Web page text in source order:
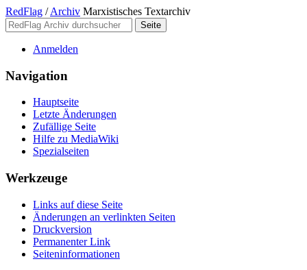
RedFlag / Archiv Marxistisches Textarchiv
Anmelden
Navigation
Hauptseite
Letzte Änderungen
Zufällige Seite
Hilfe zu MediaWiki
Spezialseiten
Werkzeuge
Links auf diese Seite
Änderungen an verlinkten Seiten
Druckversion
Permanenter Link
Seiten­­informationen